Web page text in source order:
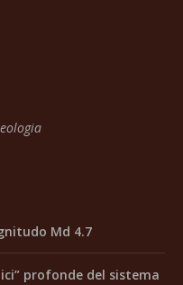
Md 4.7
profonde del sistema